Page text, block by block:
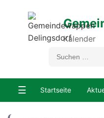
Kalender
☰ Startseite